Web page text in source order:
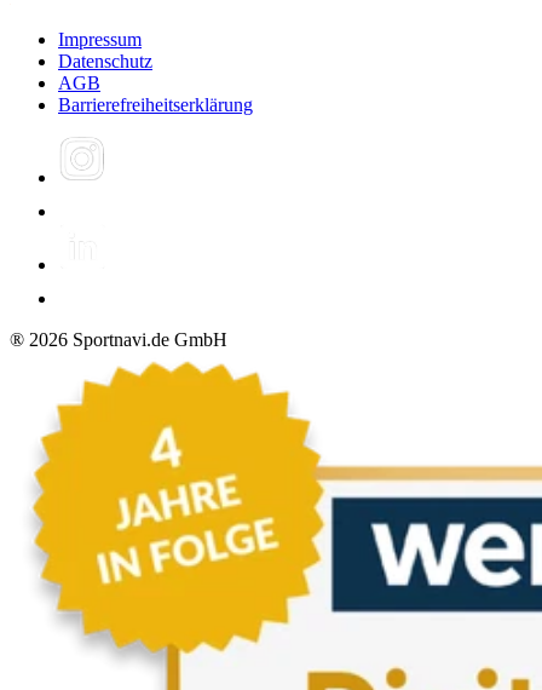
Impressum
Datenschutz
AGB
Barrierefreiheitserklärung
® 2026 Sportnavi.de GmbH